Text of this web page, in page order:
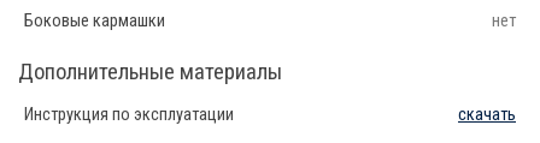
Боковые кармашки
нет
Дополнительные материалы
Инструкция по эксплуатации скачать